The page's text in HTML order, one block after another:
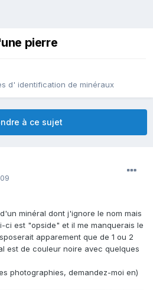
pierre
d' identification de minéraux
à ce sujet
minéral dont j'ignore le nom mais
ci est "opside" et il me manquerais le
apparement que de 1 ou 2
est de couleur noire avec quelques
photographies, demandez-moi en)